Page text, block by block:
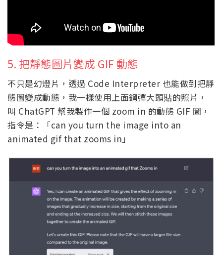
5. 把靜態圖片變成 GIF 動態
不只是幻燈片，透過 Code Interpreter 也能做到把靜
態圖變成動態，我一樣使用上面鋼彈大頭貼的照片，
叫 ChatGPT 幫我製作一個 zoom in 的動態 GIF 圖，
指令是：「can you turn the image into an
animated gif that zooms in」